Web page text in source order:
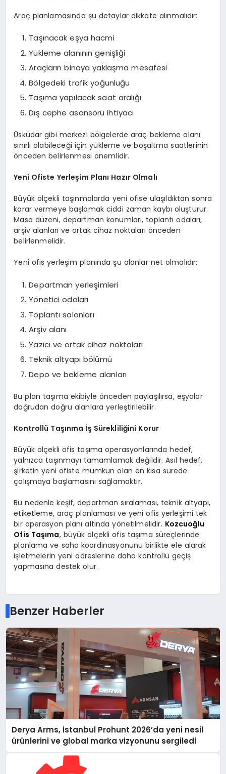
Araç planlamasında şu detaylar dikkate alınmalıdır:
Taşınacak eşya hacmi
Yükleme alanının genişliği
Araçların binaya yaklaşma mesafesi
Bölgedeki trafik yoğunluğu
Taşıma yapılacak saat aralığı
Dış cephe asansörü ihtiyacı
Üsküdar gibi merkezi bölgelerde araç bekleme alanı
sınırlı olabileceği için yükleme ve boşaltma saatlerinin
önceden belirlenmesi önemlidir.
Yeni Ofiste Yerleşim Planı Hazır Olmalı
Büyük ölçekli taşınmalarda yeni ofise ulaşıldıktan sonra
karar vermeye başlamak ciddi zaman kaybı oluşturur.
Masa düzeni, departman konumları, toplantı odaları,
arşiv alanları ve ortak cihaz noktaları önceden
belirlenmelidir.
Yeni ofis yerleşim planında şu alanlar net olmalıdır:
Departman yerleşimleri
Yönetici odaları
Toplantı salonları
Arşiv alanı
Yazıcı ve ortak cihaz noktaları
Teknik altyapı bölümü
Depo ve bekleme alanları
Bu plan taşıma ekibiyle önceden paylaşılırsa, eşyalar
doğrudan doğru alanlara yerleştirilebilir.
Kontrollü Taşınma İş Sürekliliğini Korur
Büyük ölçekli ofis taşıma operasyonlarında hedef,
yalnızca taşınmayı tamamlamak değildir. Asıl hedef,
şirketin yeni ofiste mümkün olan en kısa sürede
çalışmaya başlamasını sağlamaktır.
Bu nedenle keşif, departman sıralaması, teknik altyapı,
etiketleme, araç planlaması ve yeni ofis yerleşimi tek
bir operasyon planı altında yönetilmelidir. Kozcuoğlu
Ofis Taşıma, büyük ölçekli ofis taşıma süreçlerinde
planlama ve saha koordinasyonunu birlikte ele alarak
işletmelerin yeni adreslerine daha kontrollü geçiş
yapmasına destek olur.
Benzer Haberler
Derya Arms, İstanbul Prohunt 2026’da yeni nesil
ürünlerini ve global marka vizyonunu sergiledi